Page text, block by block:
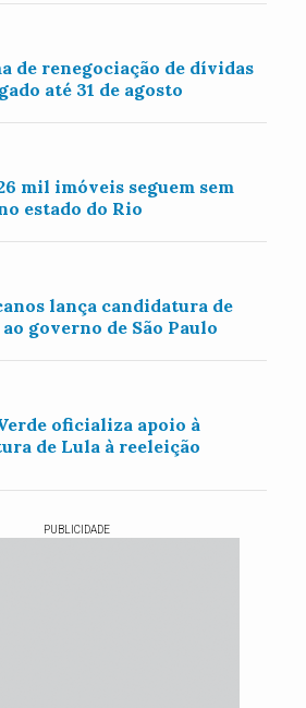
de renegociação de dívidas
até 31 de agosto
mil imóveis seguem sem
estado do Rio
lança candidatura de
governo de São Paulo
oficializa apoio à
de Lula à reeleição
PUBLICIDADE